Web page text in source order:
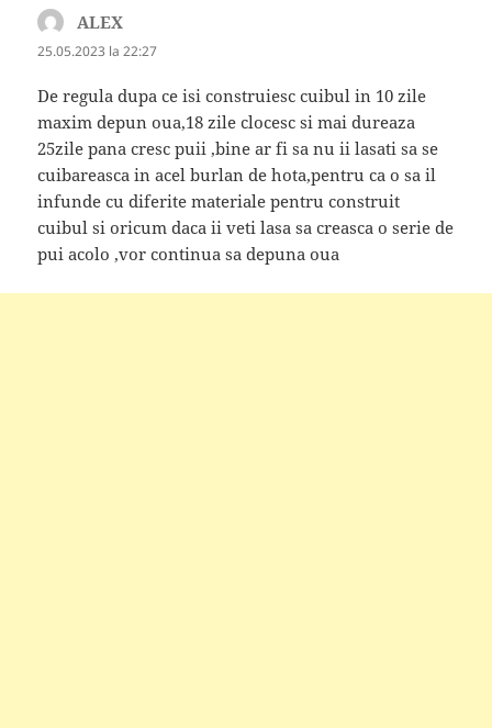
ALEX
25.05.2023 la 22:27
De regula dupa ce isi construiesc cuibul in 10 zile
maxim depun oua,18 zile clocesc si mai dureaza
25zile pana cresc puii ,bine ar fi sa nu ii lasati sa se
cuibareasca in acel burlan de hota,pentru ca o sa il
infunde cu diferite materiale pentru construit
cuibul si oricum daca ii veti lasa sa creasca o serie de
pui acolo ,vor continua sa depuna oua